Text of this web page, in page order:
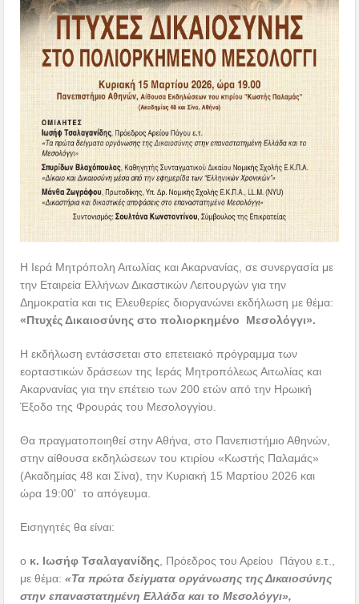
Η Ιερά Μητρόπολη Αιτωλίας και Ακαρνανίας, σε συνεργασία με
την Εταιρεία Ελλήνων Δικαστικών Λειτουργών για την
Δημοκρατία και τις Ελευθερίες διοργανώνει εκδήλωση με θέμα:
«Πτυχές Δικαιοσύνης στο πολιορκημένο Μεσολόγγι».
Η εκδήλωση εντάσσεται στο επετειακό πρόγραμμα των
εορταστικών δράσεων της Ιεράς Μητροπόλεως Αιτωλίας και
Ακαρνανίας για την επέτειο των 200 ετών από την Ηρωική
Έξοδο της Φρουράς του Μεσολογγίου.
Θα πραγματοποιηθεί στην Αθήνα, στο Πανεπιστήμιο Αθηνών,
στην αίθουσα εκδηλώσεων του κτιρίου «Κωστής Παλαμάς»
(Ακαδημίας 48 και Σίνα), την Κυριακή 15 Μαρτίου 2026 και
ώρα 19:00’ το απόγευμα.
Εισηγητές θα είναι:
ο κ. Ιωσήφ Τσαλαγανίδης, Πρόεδρος του Αρείου Πάγου ε.τ.,
με θέμα:«Τα πρώτα δείγματα οργάνωσης της Δικαιοσύνης
στην επαναστατημένη Ελλάδα και το Μεσολόγγι»,